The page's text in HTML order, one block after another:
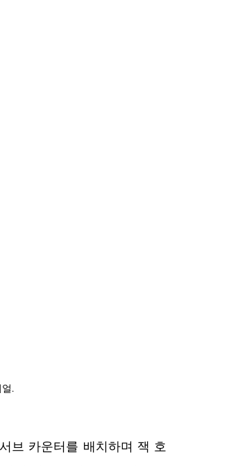
.
브 카운터를 배치하며 잭 호